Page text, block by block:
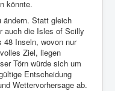
könnte.
ändern. Statt gleich
auch die Isles of Scilly
48 Inseln, wovon nur
Ziel, liegen
Törn würde sich um
Entscheidung
Wettervorhersage ab.